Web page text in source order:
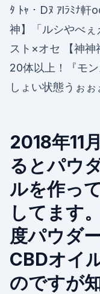
ﾀ ﾄｬ・Dﾇ ｱlﾗﾐﾅ
神】「ルシやべ
スト×オセ 【神
20体以上！『モ
しょい状態う
2018年11
るとパウ
ルを作っ
してます
度パウダ
CBDオイ
のですが